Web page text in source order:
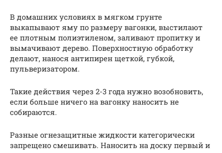
В домашних условиях в мягком грунте
выкапывают яму по размеру вагонки, выстилают
ее плотным полиэтиленом, заливают пропитку и
вымачивают дерево. Поверхностную обработку
делают, нанося антипирен щеткой, губкой,
пульверизатором.
Такие действия через 2-3 года нужно возобновить,
если больше ничего на вагонку наносить не
собираются.
Разные огнезащитные жидкости категорически
запрещено смешивать. Наносить на доску первый и